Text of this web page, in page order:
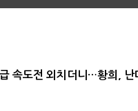
속도전 외치더니…황희,